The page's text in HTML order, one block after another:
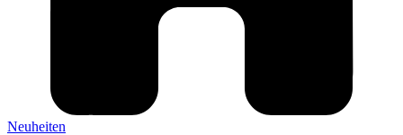
Neuheiten